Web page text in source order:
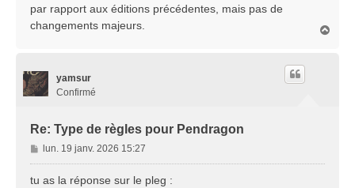
par rapport aux éditions précédentes, mais pas de
changements majeurs.
yamsur
Confirmé
Re: Type de règles pour Pendragon
M
e
s
lun. 19 janv. 2026 15:27
tu as la réponse sur le pleg :